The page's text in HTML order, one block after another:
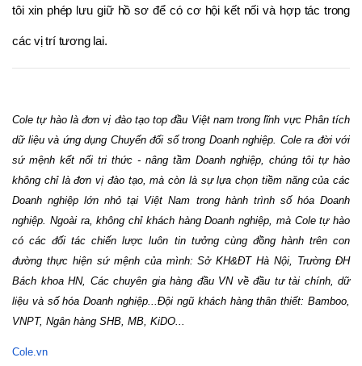
tôi xin phép lưu giữ hồ sơ để có cơ hội kết nối và hợp tác trong
các vị trí tương lai.
Cole tự hào là đơn vị đào tạo top đầu Việt nam trong lĩnh vực Phân tích
dữ liệu và ứng dụng Chuyển đổi số trong Doanh nghiệp. Cole ra đời với
sứ mệnh kết nối tri thức - nâng tầm Doanh nghiệp, chúng tôi tự hào
không chỉ là đơn vị đào tạo, mà còn là sự lựa chọn tiềm năng của các
Doanh nghiệp lớn nhỏ tại Việt Nam trong hành trình số hóa Doanh
nghiệp. Ngoài ra, không chỉ khách hàng Doanh nghiệp, mà Cole tự hào
có các đối tác chiến lược luôn tin tưởng cùng đồng hành trên con
đường thực hiện sứ mệnh của mình: Sở KH&ĐT Hà Nội, Trường ĐH
Bách khoa HN, Các chuyên gia hàng đầu VN về đầu tư tài chính, dữ
liệu và số hóa Doanh nghiệp...Đội ngũ khách hàng thân thiết: Bamboo,
VNPT, Ngân hàng SHB, MB, KiDO...
Cole.vn